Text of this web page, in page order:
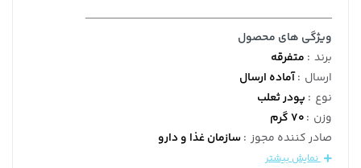
ویژگی های محصول
برند : متفرقه
ارسال :آماده ارسال
نوع : پودر ثعلب
وزن :70 گرم
صادر کننده مجوز :سازمان غذا و دارو
نمایش بیشتر